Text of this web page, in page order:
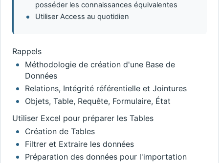
posséder les connaissances équivalentes
Utiliser Access au quotidien
Rappels
Méthodologie de création d'une Base de
Données
Relations, Intégrité référentielle et Jointures
Objets, Table, Requête, Formulaire, État
Utiliser Excel pour préparer les Tables
Création de Tables
Filtrer et Extraire les données
Préparation des données pour l'importation